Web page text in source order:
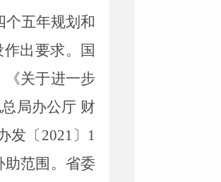
个五年规划和
出要求。国
《关于进一步
局办公厅 财
发 〔 2021〕 1
助范围 。 省委